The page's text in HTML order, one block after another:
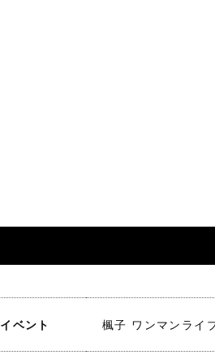
イベント 楓子 ワンマンライ